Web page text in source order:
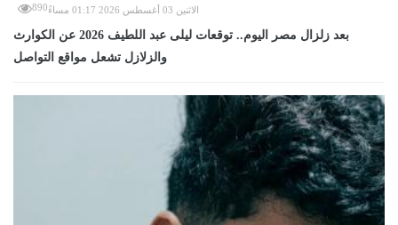
الاثنين 03 أغسطس 2026 01:17 مساءً 890
بعد زلزال مصر اليوم.. توقعات ليلى عبد اللطيف 2026 عن الكوارث
والزلازل تشعل مواقع التواصل